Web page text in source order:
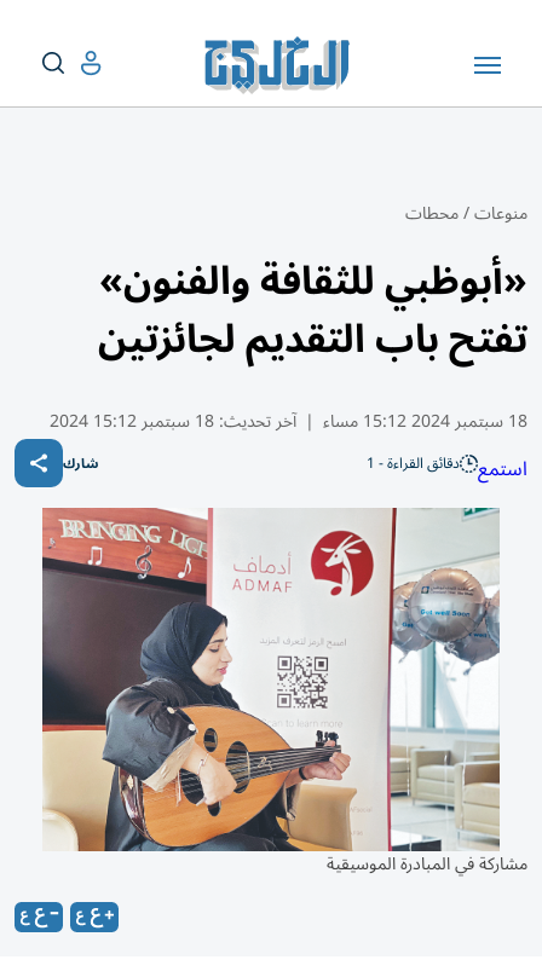
منوعات/محطات
«أبوظبي للثقافة والفنون»
تفتح باب التقديم لجائزتين
18 سبتمبر 2024 15:12 مساء | آخر تحديث:18 سبتمبر 15:12 2024
استمع دقائق القراءة - 1 شارك
مشاركة في المبادرة الموسيقية